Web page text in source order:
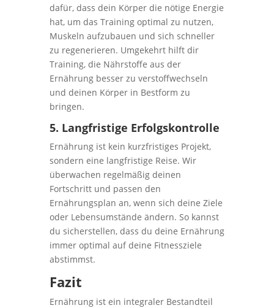
dafür, dass dein Körper die nötige Energie
hat, um das Training optimal zu nutzen,
Muskeln aufzubauen und sich schneller
zu regenerieren. Umgekehrt hilft dir
Training, die Nährstoffe aus der
Ernährung besser zu verstoffwechseln
und deinen Körper in Bestform zu
bringen.
5. Langfristige Erfolgskontrolle
Ernährung ist kein kurzfristiges Projekt,
sondern eine langfristige Reise. Wir
überwachen regelmäßig deinen
Fortschritt und passen den
Ernährungsplan an, wenn sich deine Ziele
oder Lebensumstände ändern. So kannst
du sicherstellen, dass du deine Ernährung
immer optimal auf deine Fitnessziele
abstimmst.
Fazit
Ernährung ist ein integraler Bestandteil